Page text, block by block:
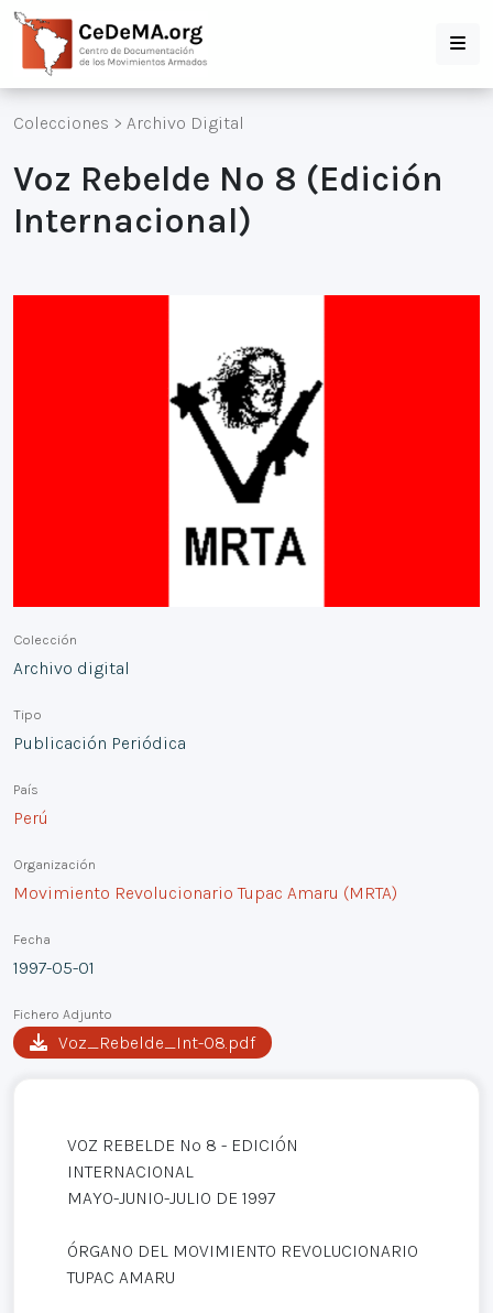
Colecciones > Archivo Digital
Voz Rebelde Nº 8 (Edición
Internacional)
Colección
Archivo digital
Tipo
Publicación Periódica
País
Perú
Organización
Movimiento Revolucionario Tupac Amaru (MRTA)
Fecha
1997-05-01
Fichero Adjunto
Voz_Rebelde_Int-08.pdf
VOZ REBELDE Nº 8 - EDICIÓN
INTERNACIONAL
MAYO-JUNIO-JULIO DE 1997
ÓRGANO DEL MOVIMIENTO REVOLUCIONARIO
TUPAC AMARU